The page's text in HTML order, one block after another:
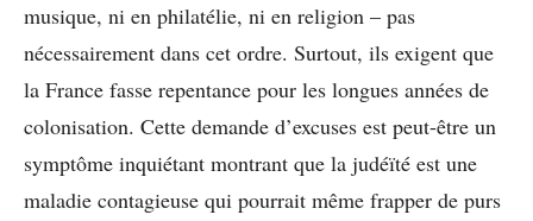
musique, ni en philatélie, ni en religion – pas
nécessairement dans cet ordre. Surtout, ils exigent que
la France fasse repentance pour les longues années de
colonisation. Cette demande d’excuses est peut-être un
symptôme inquiétant montrant que la judéïté est une
maladie contagieuse qui pourrait même frapper de purs